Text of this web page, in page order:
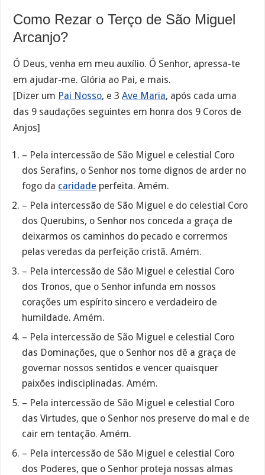
Como Rezar o Terço de São Miguel
Arcanjo?
Ó Deus, venha em meu auxílio. Ó Senhor, apressa-te
em ajudar-me. Glória ao Pai, e mais.
[Dizer um Pai Nosso, e 3Ave Maria, após cada uma
das 9 saudações seguintes em honra dos 9 Coros de
Anjos]
– Pela intercessão de São Miguel e celestial Coro
dos Serafins, o Senhor nos torne dignos de arder no
fogo da caridade perfeita. Amém.
– Pela intercessão de São Miguel e do celestial Coro
dos Querubins, o Senhor nos conceda a graça de
deixarmos os caminhos do pecado e corrermos
pelas veredas da perfeição cristã. Amém.
– Pela intercessão de São Miguel e celestial Coro
dos Tronos, que o Senhor infunda em nossos
corações um espírito sincero e verdadeiro de
humildade. Amém.
– Pela intercessão de São Miguel e celestial Coro
das Dominações, que o Senhor nos dê a graça de
governar nossos sentidos e vencer quaisquer
paixões indisciplinadas. Amém.
– Pela intercessão de São Miguel e celestial Coro
das Virtudes, que o Senhor nos preserve do mal e de
cair em tentação. Amém.
– Pela intercessão de São Miguel e celestial Coro
dos Poderes, que o Senhor proteja nossas almas